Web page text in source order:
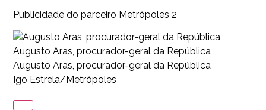
Publicidade do parceiro Metrópoles 2
Augusto Aras, procurador-geral da República
Augusto Aras, procurador-geral da República
Igo Estrela/Metrópoles